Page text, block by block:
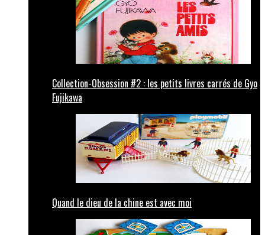
Collection-Obsession #2 : les petits livres carrés de Gyo
Fujikawa
Quand le dieu de la chine est avec moi